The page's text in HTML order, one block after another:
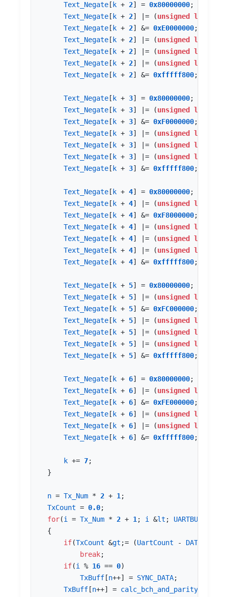
Text_Negate [ k + 2] = 0x80000000;
Text_Negate [ k + 2] |= (unsigned long
Text_Negate [ k + 2] &= 0xE0000000;
Text_Negate [ k + 2] |= (unsigned long
Text_Negate [ k + 2] |= (unsigned long
Text_Negate [ k + 2] |= (unsigned long
Text_Negate [ k + 2] &= 0xfffff800;
Text_Negate [ k + 3] = 0x80000000;
Text_Negate [ k + 3] |= (unsigned long
Text_Negate [ k + 3] &= 0xF0000000;
Text_Negate [ k + 3] |= (unsigned long
Text_Negate [ k + 3] |= (unsigned long
Text_Negate [ k + 3] |= (unsigned long
Text_Negate [ k + 3] &= 0xfffff800;
Text_Negate [ k + 4] = 0x80000000;
Text_Negate [ k + 4] |= (unsigned long
Text_Negate [ k + 4] &= 0xF8000000;
Text_Negate [ k + 4] |= (unsigned long
Text_Negate [ k + 4] |= (unsigned long
Text_Negate [ k + 4] |= (unsigned long
Text_Negate [ k + 4] &= 0xfffff800;
Text_Negate [ k + 5] = 0x80000000;
Text_Negate [ k + 5] |= (unsigned long
Text_Negate [ k + 5] &= 0xFC000000;
Text_Negate [ k + 5] |= (unsigned long
Text_Negate [ k + 5] |= (unsigned long
Text_Negate [ k + 5] |= (unsigned long
Text_Negate [ k + 5] &= 0xfffff800;
Text_Negate [ k + 6] = 0x80000000;
Text_Negate [ k + 6] |= (unsigned long
Text_Negate [ k + 6] &= 0xFE000000;
Text_Negate [ k + 6] |= (unsigned long
Text_Negate [ k + 6] |= (unsigned long
Text_Negate [ k + 6] &= 0xfffff800;
k += 7;
}
n = Tx_Num * 2 + 1;
TxCount = 0.0;
for(i = Tx_Num * 2 + 1; i &lt ; UARTBUFF_SIZE
{
if(TxCount &gt ;= (UartCount -
DATA_START
break;
if(i % 16 == 0)
TxBuff [n++] = SYNC_DATA;
TxBuff [n++] = calc_bch_and_parity